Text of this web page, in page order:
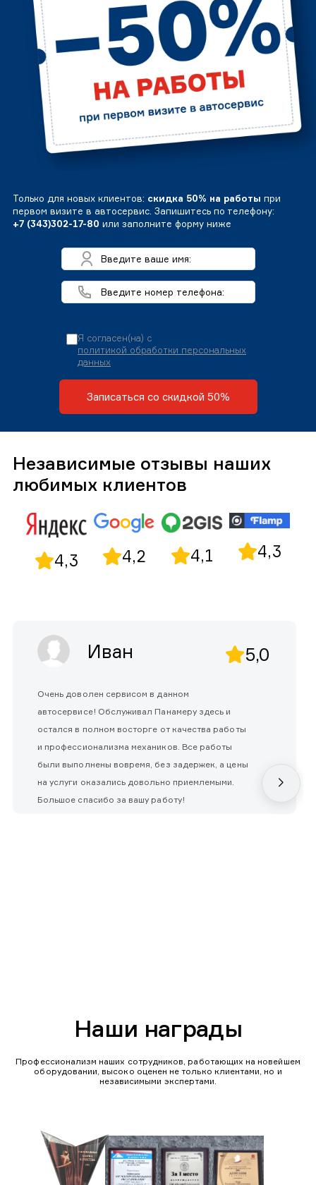
Только для новых клиентов: скидка 50% на работы при
первом визите в автосервис. Запишитесь по телефону:
+7 (343)302-17-80 или заполните форму ниже
Я согласен(на) с
политикой обработки персональных
данных
Записаться со скидкой 50%
Независимые отзывы наших
любимых клиентов
4,3 4,2 4,1 4,3
Иван 5,0
Очень доволен сервисом в данном
автосервисе! Обслуживал Панамеру здесь и
остался в полном восторге от качества работы
и профессионализма механиков. Все работы
были выполнены вовремя, без задержек, а цены
на услуги оказались довольно приемлемыми.
Большое спасибо за вашу работу!
Наши награды
Профессионализм наших сотрудников, работающих на новейшем
оборудовании, высоко оценен не только клиентами, но и
независимыми экспертами.